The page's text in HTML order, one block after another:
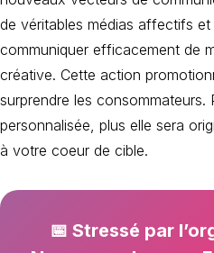
de véritables médias affectifs
communiquer efficacement de
créative. Cette action
surprendre les consommateurs.
personnalisée, plus elle sera
à votre coeur de cible.
📅 Stressé par